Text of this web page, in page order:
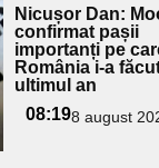
Nicușor Dan:
confirmat pașii
importanți pe
România i-a
ultimul an
08:198 august